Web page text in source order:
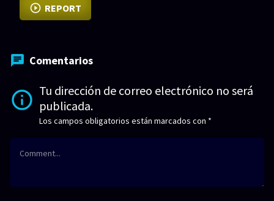
REPORT
Comentarios
Tu dirección de correo electrónico no será
publicada.
Los campos obligatorios están marcados con *